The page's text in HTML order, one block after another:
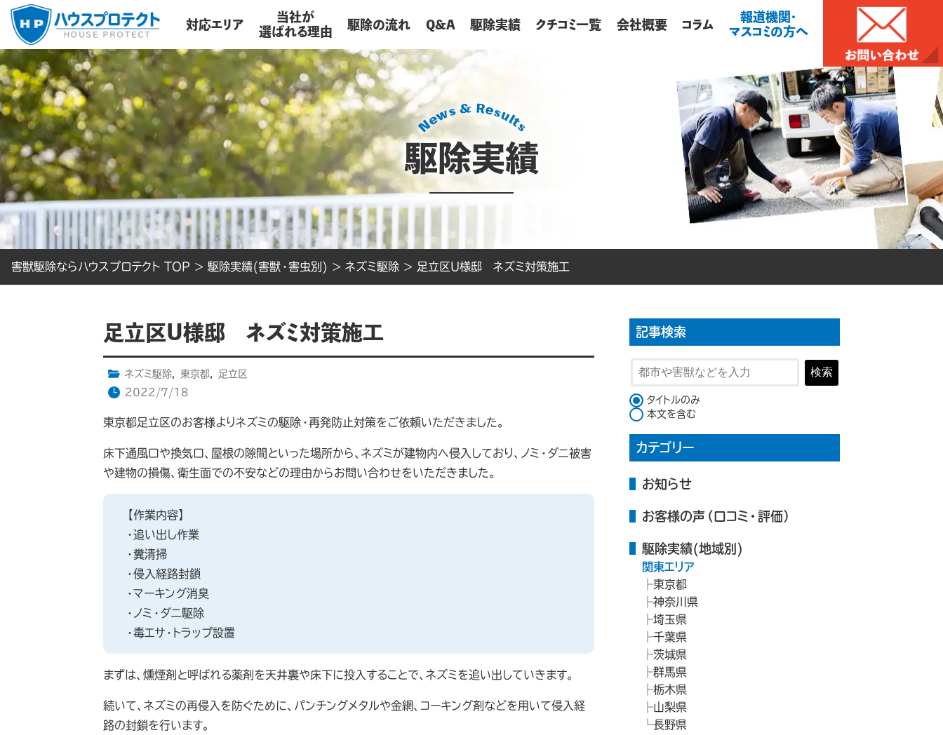
対応エリア
当社が
選ばれる理由
駆除の流れ Q&A 駆除実績 クチコミ一覧 会社概要 コラム
報道機関・
マスコミの方へ
駆除実績
害獣駆除ならハウスプロテクト TOP > 駆除実績(害獣・害虫別) > ネズミ駆除 > 足立区U様邸 ネズミ対策施工
足立区U様邸 ネズミ対策施工
ネズミ駆除, 東京都,
足立区
2022/7/18
東京都足立区のお客様よりネズミの駆除・再発防止対策をご依頼いただきました。
床下通風口や換気口、屋根の隙間といった場所から、ネズミが建物内へ侵入しており、ノミ・ダニ被害
や建物の損傷、衛生面での不安などの理由からお問い合わせをいただきました。
【作業内容】
・追い出し作業
・糞清掃
・侵入経路封鎖
・マーキング消臭
・ノミ・ダニ駆除
・毒エサ・トラップ設置
まずは、燻煙剤と呼ばれる薬剤を天井裏や床下に投入することで、ネズミを追い出していきます。
続いて、ネズミの再侵入を防ぐために、パンチングメタルや金網、コーキング剤などを用いて侵入経
路の封鎖を行います。
記事検索
検索
検索対象
タイトルのみ
本文を含む
カテゴリー
お知らせ
お客様の声（口コミ・評価）
駆除実績(地域別)
関東エリア
東京都
神奈川県
埼玉県
千葉県
茨城県
群馬県
栃木県
山梨県
長野県